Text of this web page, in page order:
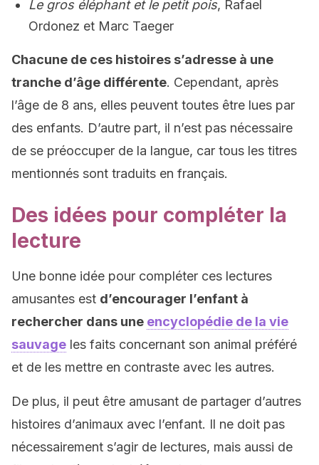
Le gros éléphant et le petit pois, Rafael
Ordonez et Marc Taeger
Chacune de ces histoires s’adresse à une
tranche d’âge différente. Cependant, après
l’âge de 8 ans, elles peuvent toutes être lues par
des enfants. D’autre part, il n’est pas nécessaire
de se préoccuper de la langue, car tous les titres
mentionnés sont traduits en français.
Des idées pour compléter la
lecture
Une bonne idée pour compléter ces lectures
amusantes est d’encourager l’enfant à
rechercher dans une encyclopédie de la vie
sauvage les faits concernant son animal préféré
et de les mettre en contraste avec les autres.
De plus, il peut être amusant de partager d’autres
histoires d’animaux avec l’enfant. Il ne doit pas
nécessairement s’agir de lectures, mais aussi de